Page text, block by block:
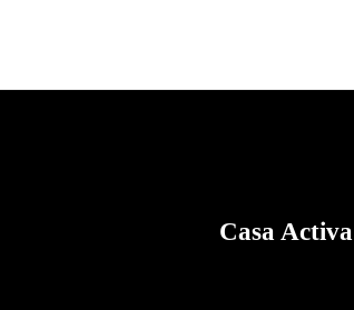
Casa Activa